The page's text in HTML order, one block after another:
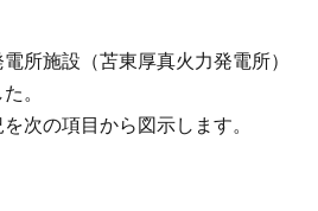
所施設（苫東厚真火力発電所）
。
次の項目から図示します。